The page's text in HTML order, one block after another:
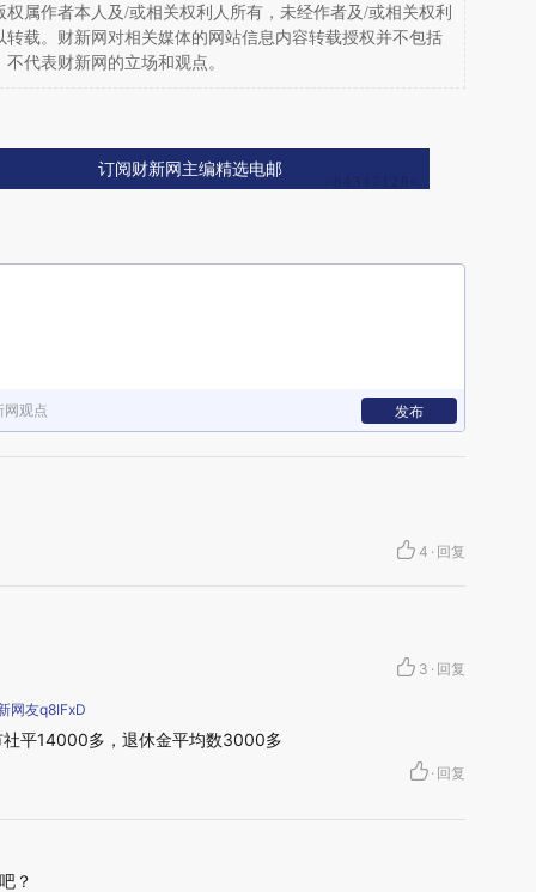
属作者本人及/或相关权利人所有，未经作者及/或相关权利
载。财新网对相关媒体的网站信息内容转载授权并不包括
代表财新网的立场和观点。
订阅财新网主编精选电邮
网观点 发布
4 · 回复
3 · 回复
网友q8IFxD
平14000多，退休金平均数3000多
· 回复
？